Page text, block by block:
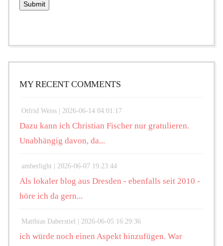
MY RECENT COMMENTS
Otfrid Weiss | 2026-06-14 04:01:17
Dazu kann ich Christian Fischer nur gratulieren.
Unabhängig davon, da...
amberlight | 2026-06-07 19:23:44
Als lokaler blog aus Dresden - ebenfalls seit 2010 -
höre ich da gern...
Matthias Daberstiel | 2026-06-05 16:29:36
ich würde noch einen Aspekt hinzufügen. War